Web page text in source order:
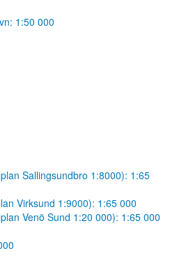
1:50 000
Sallingsundbro 1:8000): 1:65
Virksund 1:9000): 1:65 000
Venö Sund 1:20 000): 1:65 000